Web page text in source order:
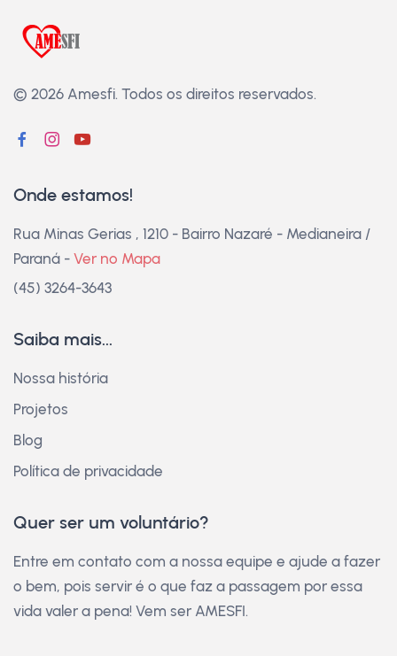
© 2026 Amesfi. Todos os direitos reservados.
Onde estamos!
Rua Minas Gerias , 1210 - Bairro Nazaré - Medianeira /
Paraná - Ver no Mapa
(45) 3264-3643
Saiba mais...
Nossa história
Projetos
Blog
Política de privacidade
Quer ser um voluntário?
Entre em contato com a nossa equipe e ajude a fazer
o bem, pois servir é o que faz a passagem por essa
vida valer a pena! Vem ser AMESFI.